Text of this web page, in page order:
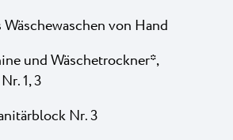
Wäschewaschen von Hand
und Wäschetrockner*,
1, 3
Nr. 3